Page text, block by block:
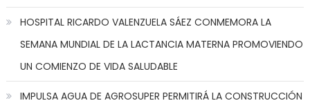
HOSPITAL RICARDO VALENZUELA SÁEZ CONMEMORA LA
SEMANA MUNDIAL DE LA LACTANCIA MATERNA PROMOVIENDO
UN COMIENZO DE VIDA SALUDABLE
IMPULSA AGUA DE AGROSUPER PERMITIRÁ LA CONSTRUCCIÓN